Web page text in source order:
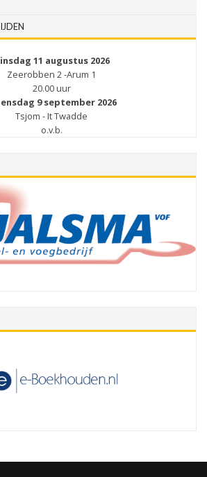
11 augustus 2026
Zeerobben 2 -Arum 1
20.00 uur
9 september 2026
Tsjom - It Twadde
o.v.b.